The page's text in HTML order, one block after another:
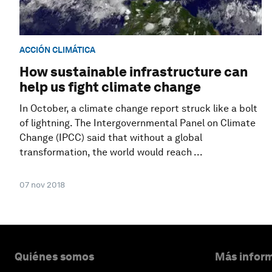
ACCIÓN CLIMÁTICA
How sustainable infrastructure can
help us fight climate change
In October, a climate change report struck like a bolt
of lightning. The Intergovernmental Panel on Climate
Change (IPCC) said that without a global
transformation, the world would reach ...
07 nov 2018
Quiénes somos Más